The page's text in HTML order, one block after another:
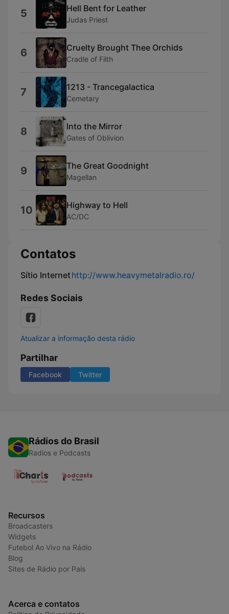
5 Hell Bent for Leather
Judas Priest
6 Cruelty Brought Thee Orchids
Cradle of Filth
7 1213 - Trancegalactica
Cemetary
8 Into the Mirror
Gates of Oblivion
9 The Great Goodnight
Magellan
10 Highway to Hell
AC/DC
Contatos
Sítio Internethttp://www.heavymetalradio.ro/
Redes Sociais
Atualizar a informação desta rádio
Partilhar
Facebook Twitter
Rádios do Brasil
Radios e Podcasts
Recursos
Broadcasters
Widgets
Futebol Ao Vivo na Rádio
Blog
Sites de Rádio por País
Acerca e contatos